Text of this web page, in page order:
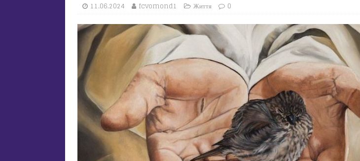
11.06.2024 fcvomond1 Життя 0